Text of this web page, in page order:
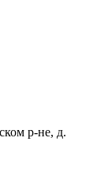
р-не, д.